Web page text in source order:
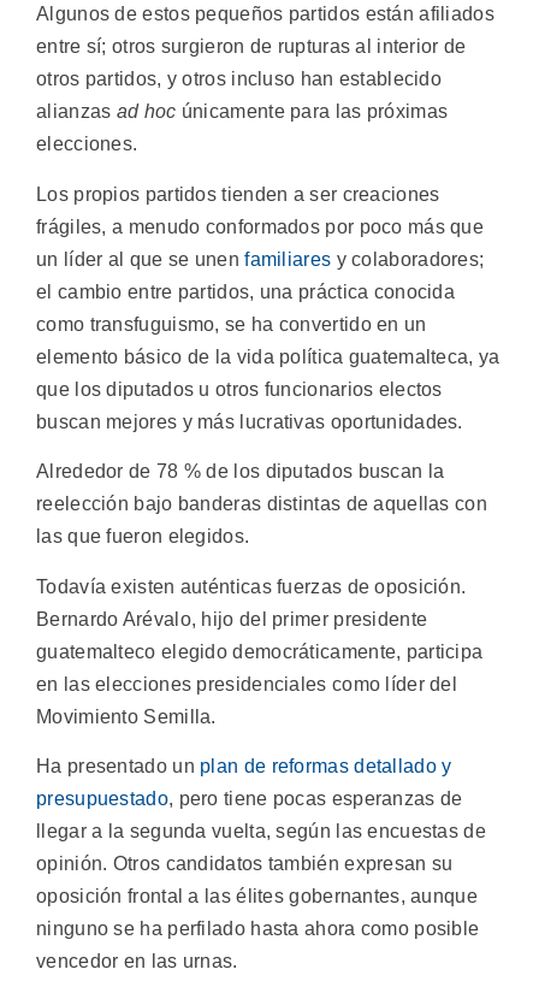
Algunos de estos pequeños partidos están afiliados
entre sí; otros surgieron de rupturas al interior de
otros partidos, y otros incluso han establecido
alianzas ad hoc únicamente para las próximas
elecciones.
Los propios partidos tienden a ser creaciones
frágiles, a menudo conformados por poco más que
un líder al que se unenfamiliares y colaboradores;
el cambio entre partidos, una práctica conocida
como transfuguismo, se ha convertido en un
elemento básico de la vida política guatemalteca, ya
que los diputados u otros funcionarios electos
buscan mejores y más lucrativas oportunidades.
Alrededor de 78 % de los diputados buscan la
reelección bajo banderas distintas de aquellas con
las que fueron elegidos.
Todavía existen auténticas fuerzas de oposición.
Bernardo Arévalo, hijo del primer presidente
guatemalteco elegido democráticamente, participa
en las elecciones presidenciales como líder del
Movimiento Semilla.
Ha presentado un plan de reformas detallado y
presupuestado, pero tiene pocas esperanzas de
llegar a la segunda vuelta, según las encuestas de
opinión. Otros candidatos también expresan su
oposición frontal a las élites gobernantes, aunque
ninguno se ha perfilado hasta ahora como posible
vencedor en las urnas.